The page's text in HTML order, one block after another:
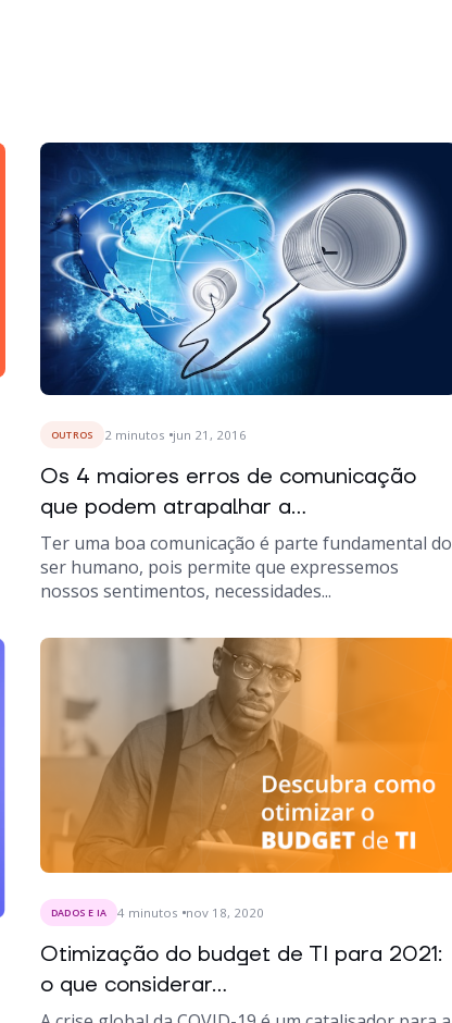
OUTROS 2 minutos jun 21, 2016
Os 4 maiores erros de comunicação
que podem atrapalhar a...
Ter uma boa comunicação é parte fundamental do
ser humano, pois permite que expressemos
nossos sentimentos, necessidades...
DADOS E IA 4 minutos nov 18, 2020
Otimização do budget de TI para 2021:
o que considerar...